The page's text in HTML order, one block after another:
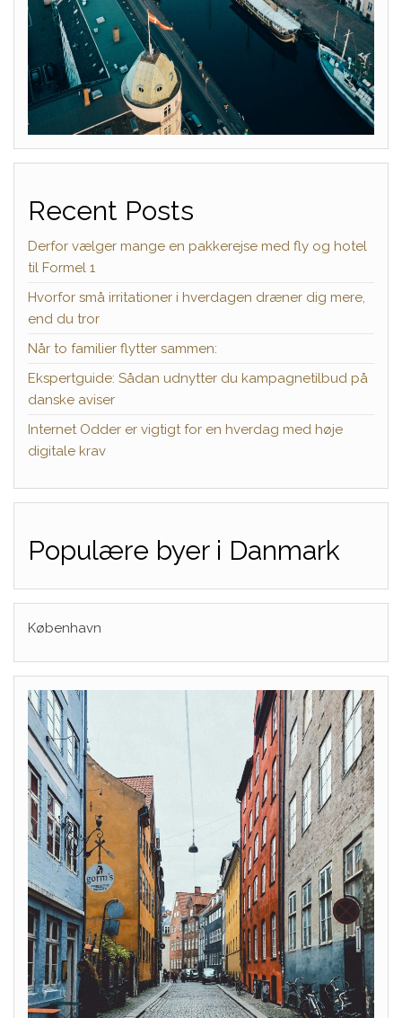
Recent Posts
Derfor vælger mange en pakkerejse med fly og hotel
til Formel 1
Hvorfor små irritationer i hverdagen dræner dig mere,
end du tror
Når to familier flytter sammen:
Ekspertguide: Sådan udnytter du kampagnetilbud på
danske aviser
Internet Odder er vigtigt for en hverdag med høje
digitale krav
Populære byer i Danmark
København